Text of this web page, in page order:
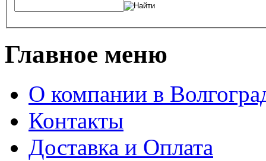
Главное меню
О компании в
Контакты
Доставка и Оплата